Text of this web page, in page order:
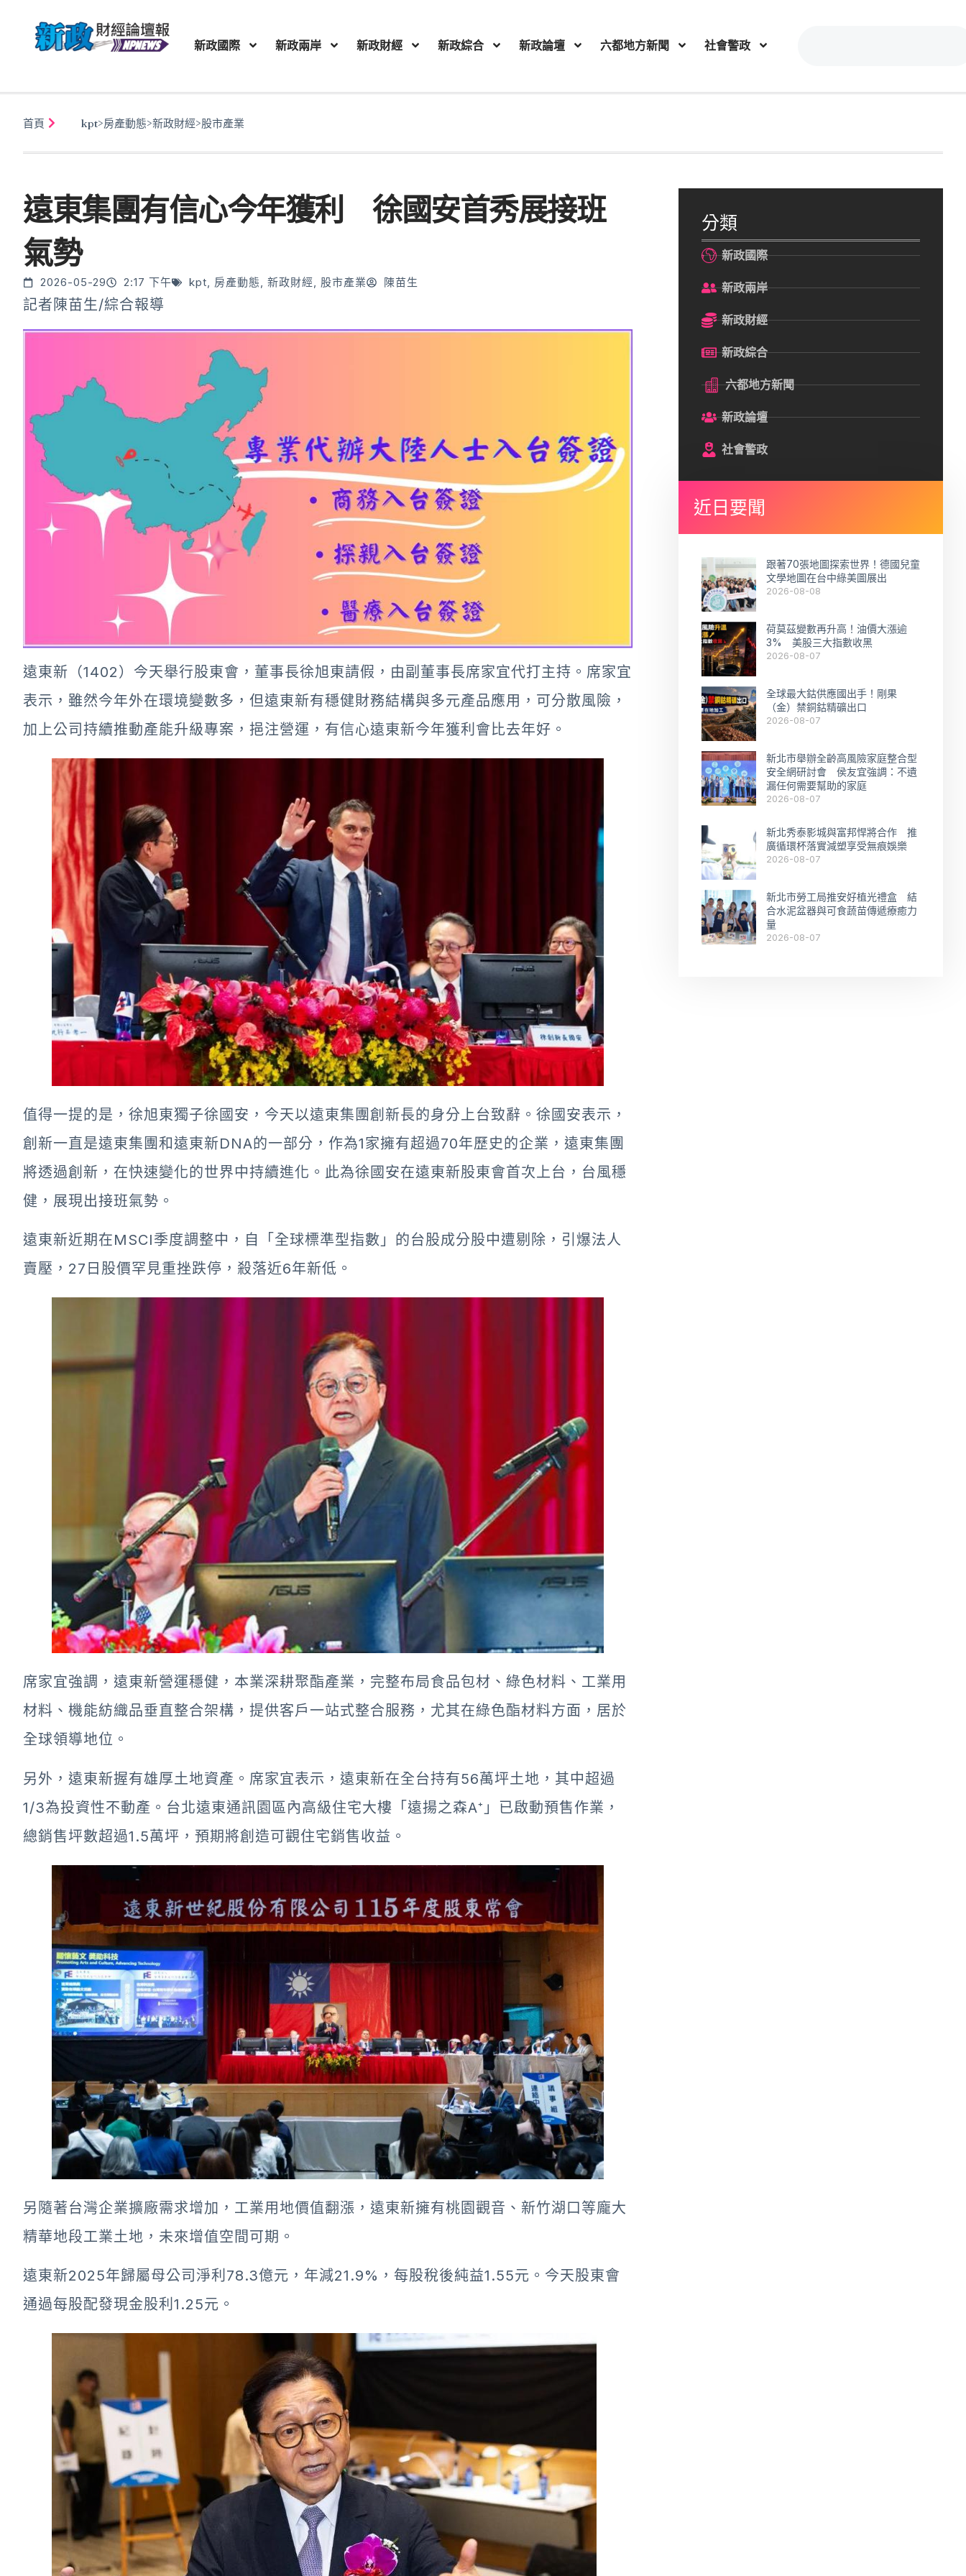
新政國際 新政兩岸 新政財經 新政綜合 新政論壇 六都地方新聞 社會警政
首頁 kpt>房產動態>新政財經>股市產業
遠東集團有信心今年獲利 徐國安首秀展接班
氣勢
2026-05-29 2:17 下午 kpt, 房產動態, 新政財經, 股市產業 陳苗生
記者陳苗生/綜合報導
遠東新（1402）今天舉行股東會，董事長徐旭東請假，由副董事長席家宜代打主持。席家宜
表示，雖然今年外在環境變數多，但遠東新有穩健財務結構與多元產品應用，可分散風險，
加上公司持續推動產能升級專案，挹注營運，有信心遠東新今年獲利會比去年好。
值得一提的是，徐旭東獨子徐國安，今天以遠東集團創新長的身分上台致辭。徐國安表示，
創新一直是遠東集團和遠東新DNA的一部分，作為1家擁有超過70年歷史的企業，遠東集團
將透過創新，在快速變化的世界中持續進化。此為徐國安在遠東新股東會首次上台，台風穩
健，展現出接班氣勢。
遠東新近期在MSCI季度調整中，自「全球標準型指數」的台股成分股中遭剔除，引爆法人
賣壓，27日股價罕見重挫跌停，殺落近6年新低。
席家宜強調，遠東新營運穩健，本業深耕聚酯產業，完整布局食品包材、綠色材料、工業用
材料、機能紡織品垂直整合架構，提供客戶一站式整合服務，尤其在綠色酯材料方面，居於
全球領導地位。
另外，遠東新握有雄厚土地資產。席家宜表示，遠東新在全台持有56萬坪土地，其中超過
1/3為投資性不動產。台北遠東通訊園區內高級住宅大樓「遠揚之森A⁺」已啟動預售作業，
總銷售坪數超過1.5萬坪，預期將創造可觀住宅銷售收益。
另隨著台灣企業擴廠需求增加，工業用地價值翻漲，遠東新擁有桃園觀音、新竹湖口等龐大
精華地段工業土地，未來增值空間可期。
遠東新2025年歸屬母公司淨利78.3億元，年減21.9%，每股稅後純益1.55元。今天股東會
通過每股配發現金股利1.25元。
分類
新政國際
新政兩岸
新政財經
新政綜合
六都地方新聞
新政論壇
社會警政
近日要聞
跟著70張地圖探索世界！德國兒童
文學地圖在台中綠美圖展出
2026-08-08
荷莫茲變數再升高！油價大漲逾
3% 美股三大指數收黑
2026-08-07
全球最大鈷供應國出手！剛果
（金）禁銅鈷精礦出口
2026-08-07
新北市舉辦全齡高風險家庭整合型
安全網研討會 侯友宜強調：不遺
漏任何需要幫助的家庭
2026-08-07
新北秀泰影城與富邦悍將合作 推
廣循環杯落實減塑享受無痕娛樂
2026-08-07
新北市勞工局推安好植光禮盒 結
合水泥盆器與可食蔬苗傳遞療癒力
量
2026-08-07